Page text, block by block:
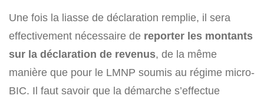
Une fois la liasse de déclaration remplie, il sera
effectivement nécessaire de reporter les montants
sur la déclaration de revenus, de la même
manière que pour le LMNP soumis au régime micro-
BIC. Il faut savoir que la démarche s’effectue